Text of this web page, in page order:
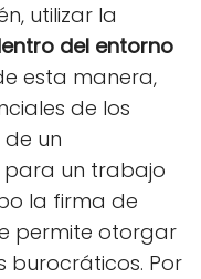
utilizar la
del entorno
esta manera,
de los
un
para un trabajo
la firma de
permite otorgar
burocráticos. Por